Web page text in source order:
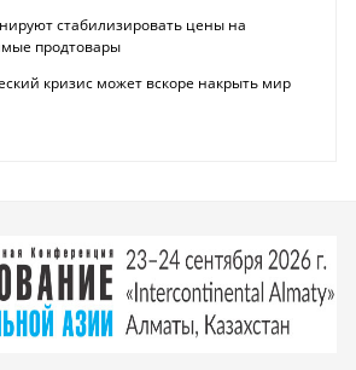
стабилизировать цены на
продтовары
кризис может вскоре накрыть мир